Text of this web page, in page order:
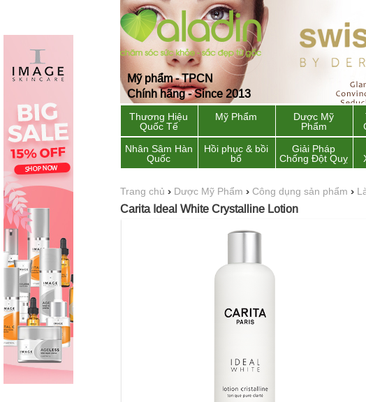
Mỹ phẩm - TPCN
Chính hãng - Since 2013
Thương Hiệu
Quốc Tế
Mỹ Phẩm
Dược Mỹ
Phẩm
Nhân Sâm Hàn
Quốc
Hồi phục & bồi
bổ
Giải Pháp
Chống Đột Quỵ
Trang chủ › Dược Mỹ Phẩm › Công dụng sản phẩm ›
Carita Ideal White Crystalline Lotion